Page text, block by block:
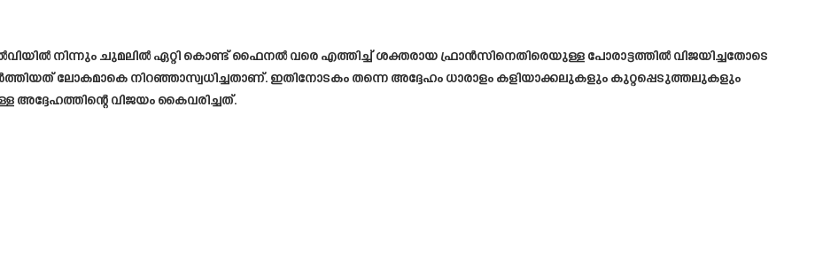
നിന്നും ചുമലിൽ ഏറ്റി കൊണ്ട് ഫൈനൽ വരെ എത്തിച്ച് ശക്തരായ ഫ്രാൻസിനെതിരെയുള്ള പോരാട്ടത്തിൽ വിജയിച്ചതോടെ
ലോകമാകെ നിറഞ്ഞാസ്വധിച്ചതാണ്. ഇതിനോടകം തന്നെ അദ്ദേഹം ധാരാളം കളിയാക്കലുകളും കുറ്റപ്പെടുത്തലുകളും
വിജയം കൈവരിച്ചത്.